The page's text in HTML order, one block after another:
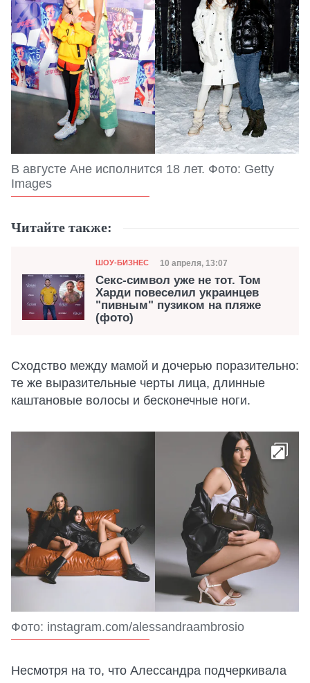
В августе Ане исполнится 18 лет. Фото: Getty
Images
Читайте также:
Категория
ШОУ-БИЗНЕС Дата публикации
10 апреля, 13:07
Секс-символ уже не тот. Том
Харди повеселил украинцев
"пивным" пузиком на пляже
(фото)
Сходство между мамой и дочерью поразительно:
те же выразительные черты лица, длинные
каштановые волосы и бесконечные ноги.
Фото: instagram.com/alessandraambrosio
Несмотря на то, что Алессандра подчеркивала